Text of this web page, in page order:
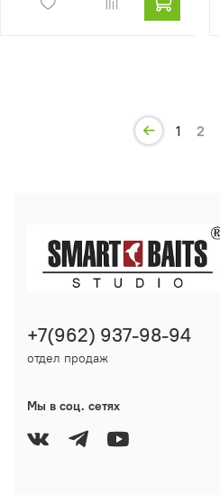
1 2
+7(962) 937-98-94
отдел продаж
Мы в соц. сетях